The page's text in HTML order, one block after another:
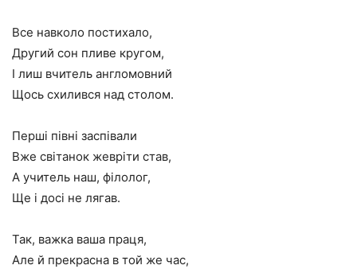
Все навколо постихало,
Другий сон пливе кругом,
І лиш вчитель англомовний
Щось схилився над столом.
Перші півні заспівали
Вже світанок жевріти став,
А учитель наш, філолог,
Ще і досі не лягав.
Так, важка ваша праця,
Але й прекрасна в той же час,